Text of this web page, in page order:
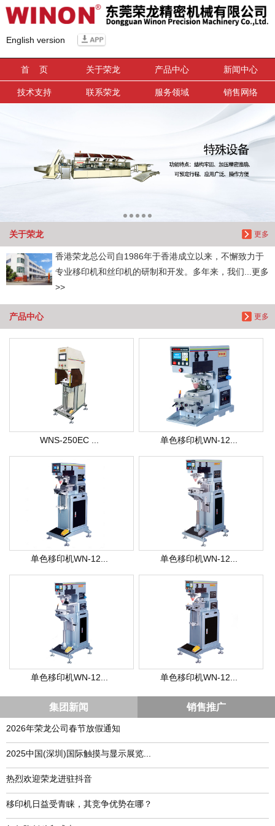
English version
首 页 关于荣龙 产品中心 新闻中心
技术支持 联系荣龙 服务领域 销售网络
更多
关于荣龙
香港荣龙总公司自1986年于香港成立以来，不懈致力于
专业移印机和丝印机的研制和开发。多年来，我们...更多
>>
更多
产品中心
WNS-250EC ... 单色移印机WN-12...
单色移印机WN-12... 单色移印机WN-12...
单色移印机WN-12... 单色移印机WN-12...
集团新闻 销售推广
2026年荣龙公司春节放假通知
​2025中国(深圳)国际触摸与显示展览...
热烈欢迎荣龙进驻抖音
移印机日益受青睐，其竞争优势在哪？
信息搜索
搜索